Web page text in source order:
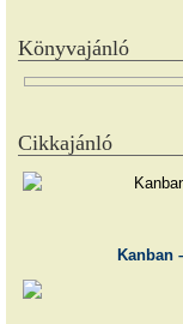
Könyvajánló
Cikkajánló
Kanban